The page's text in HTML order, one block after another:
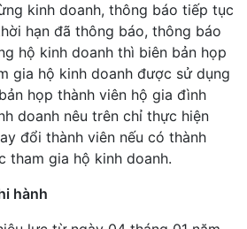
kinh doanh, thông báo tiếp tục
hạn đã thông báo, thông báo
hộ kinh doanh thì biên bản họp
gia hộ kinh doanh được sử dụng
họp thành viên hộ gia đình
doanh nêu trên chỉ thực hiện
đổi thành viên nếu có thành
tham gia hộ kinh doanh.
hành